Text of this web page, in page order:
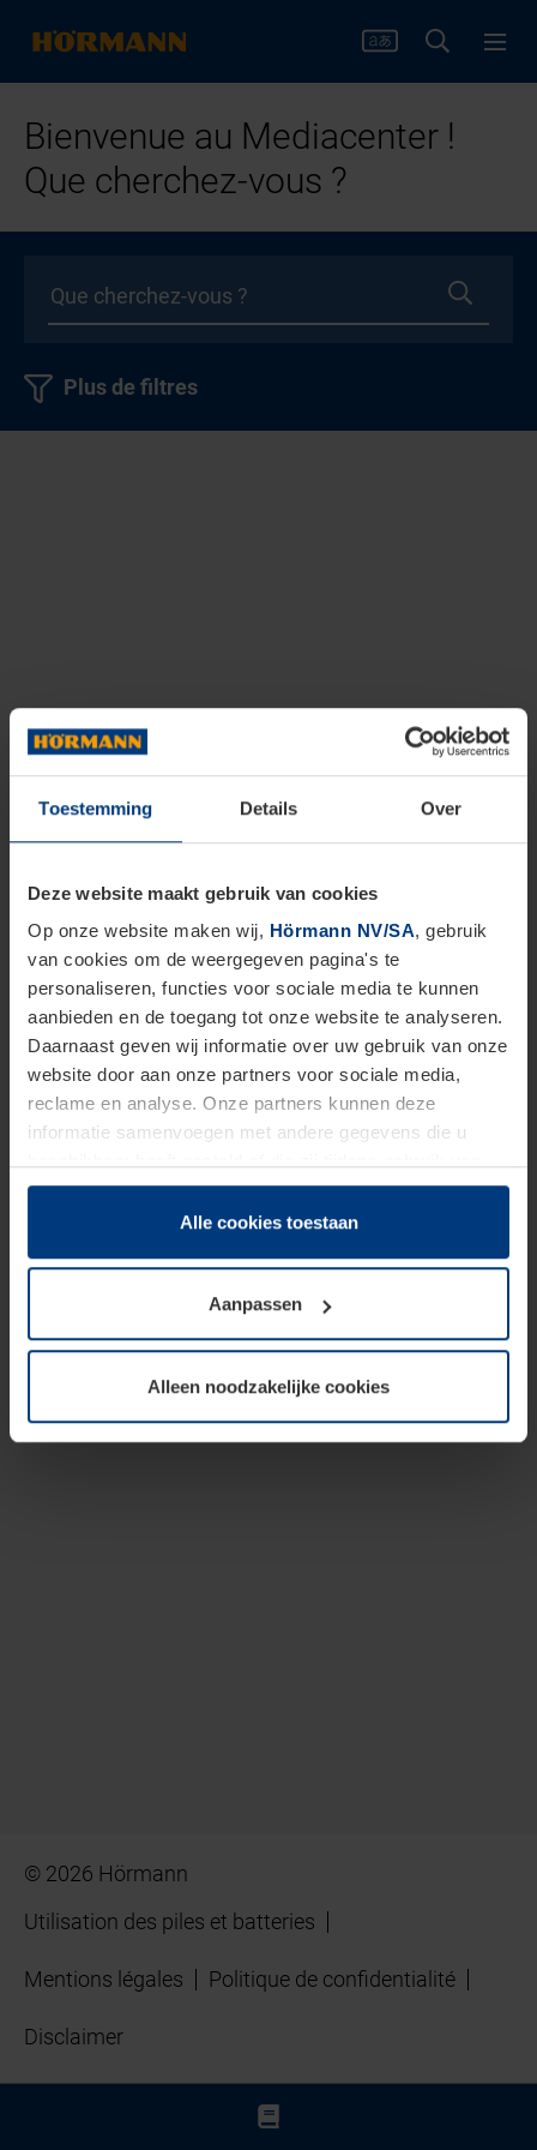
Toestemming Details Over
Deze website maakt gebruik van cookies
Op onze website maken wij, Hörmann NV/SA, gebruik
van cookies om de weergegeven pagina's te
personaliseren, functies voor sociale media te kunnen
aanbieden en de toegang tot onze website te analyseren.
Daarnaast geven wij informatie over uw gebruik van onze
website door aan onze partners voor sociale media,
reclame en analyse. Onze partners kunnen deze
informatie samenvoegen met andere gegevens die u
hun diensten hebben verzameld.
Juridisch hebben wij het recht om cookies op uw
van deze pagina's absoluut vereist is. Voor alle andere
soorten cookies is uw toestemming benodigd. Uw
toestemming kunt u op elk moment bij de uitleg van de
wijzigen of herroepen.
Alle cookies toestaan
Aanpassen
Alleen noodzakelijke cookies
Bienvenue au Mediacenter !
Que cherchez-vous ?
Plus de filtres
© 2026 Hörmann
Utilisation des piles et batteries
Mentions légales Politique de confidentialité
Disclaimer